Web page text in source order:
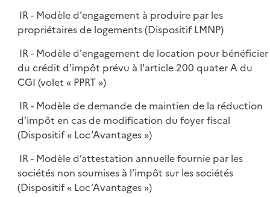
IR - Modèle d'engagement à produire par les
propriétaires de logements (Dispositif LMNP)
IR - Modèle d'engagement de location pour bénéficier
du crédit d'impôt prévu à l'article 200 quater A du
CGI (volet « PPRT »)
IR - Modèle de demande de maintien de la réduction
d’impôt en cas de modification du foyer fiscal
(Dispositif « Loc’Avantages »)
IR - Modèle d’attestation annuelle fournie par les
sociétés non soumises à l’impôt sur les sociétés
(Dispositif « Loc’Avantages »)